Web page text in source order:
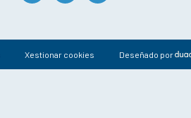
Xestionar cookies Deseñado por